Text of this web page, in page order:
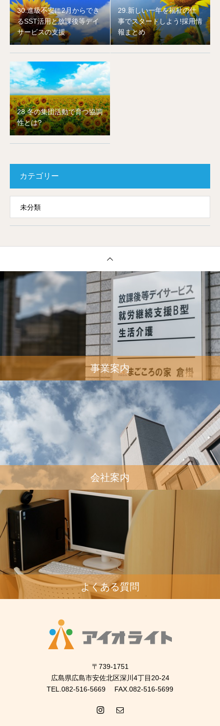
30.進級不安に2月からでき
るSST活用と放課後等デイ
サービスの支援
29.新しい一年を福祉の仕
事でスタートしよう!採用情
報まとめ
28.冬の集団活動で育つ協調
性とは?
カテゴリー
未分類
事業案内
会社案内
よくある質問
〒739-1751
広島県広島市安佐北区深川4丁目20-24
TEL.082-516-5669 FAX.082-516-5699